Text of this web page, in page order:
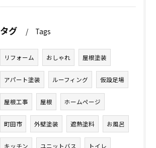
タグ Tags
リフォーム おしゃれ 屋根塗装
アパート塗装 ルーフィング 仮設足場
屋根工事 屋根 ホームページ
町田市 外壁塗装 遮熱塗料 お風呂
キッチン ユニットバス トイレ